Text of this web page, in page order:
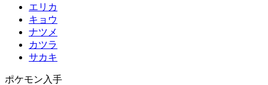
エリカ
キョウ
ナツメ
カツラ
サカキ
ポケモン入手